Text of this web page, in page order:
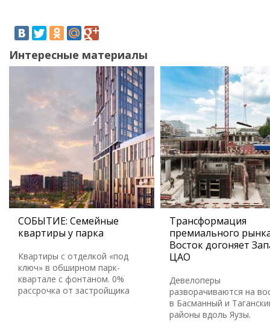
Интересные материалы
СОБЫТИЕ: Семейные
квартиры у парка
Квартиры с отделкой «под
ключ» в обширном парк-
квартале с фонтаном. 0%
рассрочка от застройщика
Трансформация
премиального
Восток догоняет
ЦАО
Девелоперы
разворачиваются на
в Басманный и
районы вдоль Яузы.